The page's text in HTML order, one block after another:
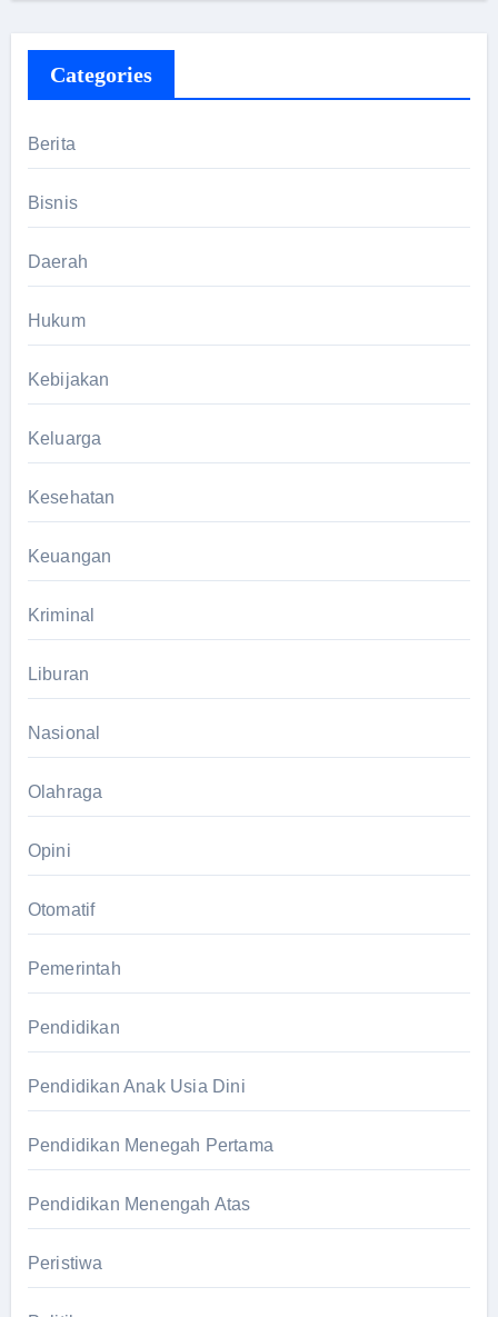
Categories
Berita
Bisnis
Daerah
Hukum
Kebijakan
Keluarga
Kesehatan
Keuangan
Kriminal
Liburan
Nasional
Olahraga
Opini
Otomatif
Pemerintah
Pendidikan
Pendidikan Anak Usia Dini
Pendidikan Menegah Pertama
Pendidikan Menengah Atas
Peristiwa